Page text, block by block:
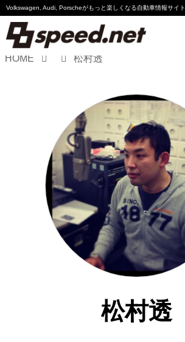
Volkswagen, Audi, Porscheがもっと楽しくなる自動車情報サイト
Audi
Porsche
Motorsport
Essay
HOME 松村透
松村透